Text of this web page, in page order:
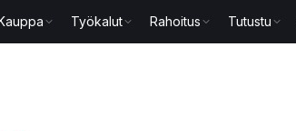
Työkalut Rahoitus Tutustu